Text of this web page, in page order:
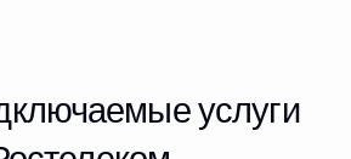
услуги